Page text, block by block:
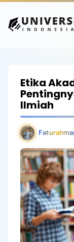
Etika
Ilmiah